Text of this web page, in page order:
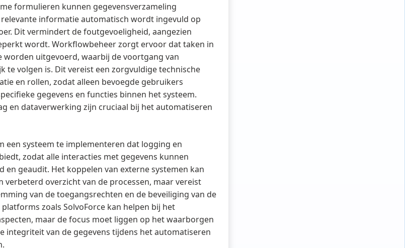
formulieren kunnen gegevensverzameling
informatie automatisch wordt ingevuld op
Dit vermindert de foutgevoeligheid, aangezien
wordt. Workflowbeheer zorgt ervoor dat taken in
worden uitgevoerd, waarbij de voortgang van
te volgen is. Dit vereist een zorgvuldige technische
en rollen, zodat alleen bevoegde gebruikers
gegevens en functies binnen het systeem.
en dataverwerking zijn cruciaal bij het automatiseren
een systeem te implementeren dat logging en
zodat alle interacties met gegevens kunnen
en geaudit. Het koppelen van externe systemen kan
verbeterd overzicht van de processen, maar vereist
van de toegangsrechten en de beveiliging van de
zoals SolvoForce kan helpen bij het
maar de focus moet liggen op het waarborgen
integriteit van de gegevens tijdens het automatiseren